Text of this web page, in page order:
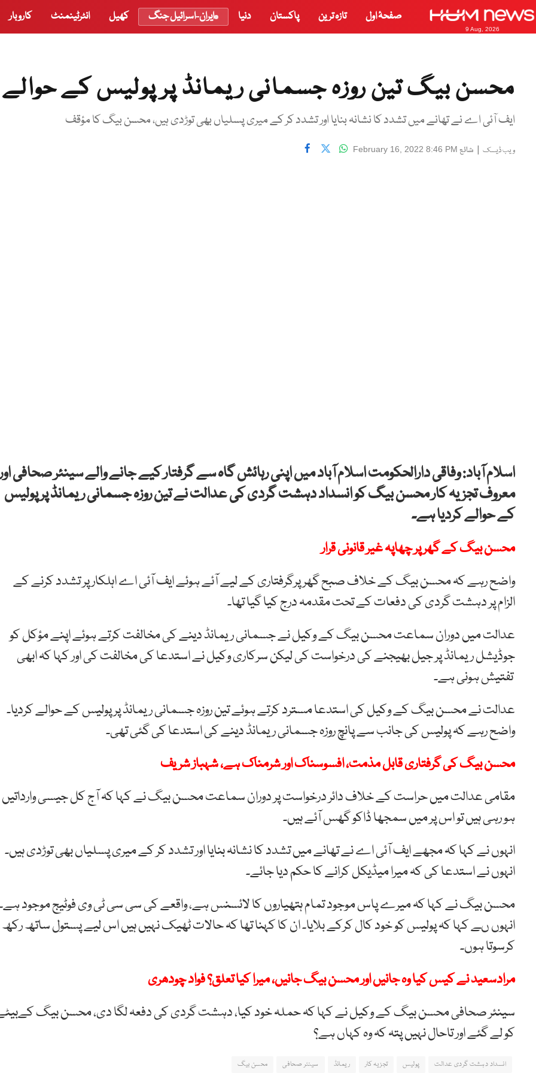
9 Aug, 2026
صفحۂ اول تازہ ترین پاکستان دنیا ایران-اسرائیل جنگ کھیل انٹرٹینمنٹ کاروبار
محسن بیگ تین روزہ جسمانی ریمانڈ پر پولیس کے حوالے
ایف آئی اے نے تھانے میں تشدد کا نشانہ بنایا اور تشدد کر کے میری پسلیاں بھی توڑدی ہیں، محسن بیگ کا مؤقف
ویب ڈیسک | شائع February 16, 2022 8:46 PM
اسلام آباد: وفاقی دارالحکومت اسلام آباد میں اپنی رہائش گاہ سے گرفتار کیے جانے والے سینئر صحافی
معروف تجزیہ کار محسن بیگ کو انسداد دہشت گردی کی عدالت نے تین روزہ جسمانی ریمانڈ پر پولیس
کے حوالے کردیا ہے۔
محسن بیگ کے گھر پر چھاپہ غیر قانونی قرار
واضح رہے کہ محسن بیگ کے خلاف صبح گھر پرگرفتاری کے لیے آئے ہوئے ایف آئی اے اہلکار پر تشدد کرنے کے
الزام پر دہشت گردی کی دفعات کے تحت مقدمہ درج کیا گیا تھا۔
عدالت میں دوران سماعت محسن بیگ کے وکیل نے جسمانی ریمانڈ دینے کی مخالفت کرتے ہوئے اپنے مؤکل کو
جوڈیشل ریمانڈ پر جیل بھیجنے کی درخواست کی لیکن سرکاری وکیل نے استدعا کی مخالفت کی اور کہا کہ ابھی
تفتیش ہونی ہے۔
عدالت نے محسن بیگ کے وکیل کی استدعا مسترد کرتے ہوئے تین روزہ جسمانی ریمانڈ پر پولیس کے حوالے کردیا۔
واضح رہے کہ پولیس کی جانب سے پانچ روزہ جسمانی ریمانڈ دینے کی استدعا کی گئی تھی۔
محسن بیگ کی گرفتاری قابل مذمت، افسوسناک اور شرمناک ہے، شہباز شریف
مقامی عدالت میں حراست کے خلاف دائر درخواست پر دوران سماعت محسن بیگ نے کہا کہ آج کل جیسی وارداتیں
ہو رہی ہیں تو اس پر میں سمجھا ڈاکو گھس آئے ہیں۔
انہوں نے کہا کہ مجھے ایف آئی اے نے تھانے میں تشدد کا نشانہ بنایا اور تشدد کر کے میری پسلیاں بھی توڑدی ہیں۔
انہوں نے استدعا کی کہ میرا میڈیکل کرانے کا حکم دیا جائے۔
محسن بیگ نے کہا کہ میرے پاس موجود تمام ہتھیاروں کا لائسنس ہے، واقعے کی سی سی ٹی وی فوٹیج موجود
انہوں ںے کہا کہ پولیس کو خود کال کرکے بلایا۔ ان کا کہنا تھا کہ حالات ٹھیک نہیں ہیں اس لیے پستول ساتھ رکھ
کرسوتا ہوں۔
مرادسعید نے کیس کیا وہ جانیں اور محسن بیگ جانیں، میرا کیا تعلق؟ فواد چودھری
سینئر صحافی محسن بیگ کے وکیل نے کہا کہ حملہ خود کیا، دہشت گردی کی دفعہ لگا دی، محسن بیگ
کو لے گئے اور تاحال نہیں پتہ کہ وہ کہاں ہے؟
انسداد دہشت گردی عدالت پولیس تجزیہ کار ریمانڈ سینئر صحافی محسن بیگ